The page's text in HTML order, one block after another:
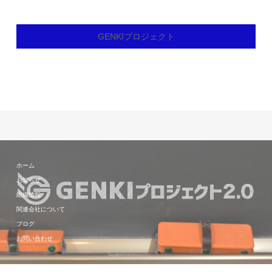
GENKIプロジェクト
ホーム
お知らせ
組織情報
関連会社について
ブログ
お問い合わせ